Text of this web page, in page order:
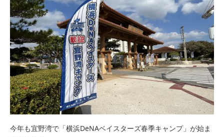
今年も宜野湾で「横浜DeNAベイスターズ春季キャンプ」が始ま